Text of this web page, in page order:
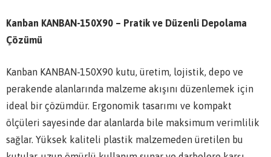
Kanban KANBAN-150X90 – Pratik ve Düzenli Depolama
Çözümü
Kanban KANBAN-150X90 kutu, üretim, lojistik, depo ve
perakende alanlarında malzeme akışını düzenlemek için
ideal bir çözümdür. Ergonomik tasarımı ve kompakt
ölçüleri sayesinde dar alanlarda bile maksimum verimlilik
sağlar. Yüksek kaliteli plastik malzemeden üretilen bu